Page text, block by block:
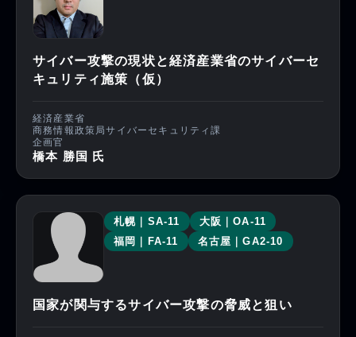
サイバー攻撃の現状と経済産業省のサイバーセ
キュリティ施策（仮）
経済産業省
商務情報政策局サイバーセキュリティ課
企画官
橋本 勝国 氏
札幌｜SA-11
大阪｜OA-11
福岡｜FA-11
名古屋｜GA2-10
国家が関与するサイバー攻撃の脅威と狙い